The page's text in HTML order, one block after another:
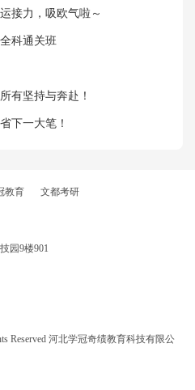
接力，吸欧气啦～
科通关班
有坚持与奔赴！
下一大笔！
教育 文都考研
园9楼901
Reserved 河北学冠奇绩教育科技有限公